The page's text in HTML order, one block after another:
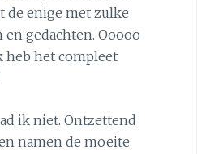
de enige met zulke
gedachten. Ooooo
heb het compleet
ik niet. Ontzettend
namen de moeite